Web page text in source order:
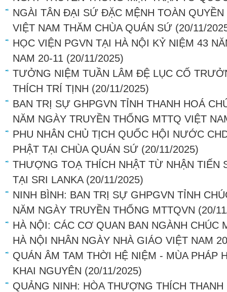
NGÀI TÂN ĐẠI SỨ ĐẶC MỆNH TOÀN
VIỆT NAM THĂM CHÙA QUÁN SỨ (20/11/
HỌC VIỆN PGVN TẠI HÀ NỘI KỶ NIỆM 43
NAM 20-11 (20/11/2025)
TƯỞNG NIỆM TUẦN LÂM ĐỆ LỤC CỐ
THÍCH TRÍ TỊNH (20/11/2025)
BAN TRỊ SỰ GHPGVN TỈNH THANH HOÁ
NĂM NGÀY TRUYỀN THỐNG MTTQ VIỆT
PHU NHÂN CHỦ TỊCH QUỐC HỘI NƯỚC
PHẬT TẠI CHÙA QUÁN SỨ (20/11/2025)
THƯỢNG TOẠ THÍCH NHẬT TỪ NHẬN TIẾN
TẠI SRI LANKA (20/11/2025)
NINH BÌNH: BAN TRỊ SỰ GHPGVN TỈNH
NĂM NGÀY TRUYỀN THỐNG MTTQVN (20/
HÀ NỘI: CÁC CƠ QUAN BAN NGÀNH CHÚC
HÀ NỘI NHÂN NGÀY NHÀ GIÁO VIỆT NAM
QUÁN ÂM TAM THỜI HỆ NIỆM - MÙA PHÁP
KHAI NGUYÊN (20/11/2025)
QUẢNG NINH: HÒA THƯỢNG THÍCH